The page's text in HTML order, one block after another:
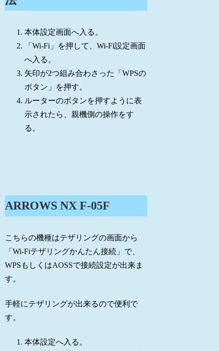
本体設定画面へ入る。
「Wi-Fi」を押して、Wi-Fi設定画面
へ入る。
矢印が2つ組み合わさった「WPSの
ボタン」を押す。
ルーターのボタンを押すように表
示されたら、親機側の操作をす
る。
ARROWS NX F-05F
こちらの機種はテザリングの画面から
「Wi-Fiテザリングかんたん接続」で、
WPSもしくはAOSSで接続設定が出来ま
す。
手軽にテザリングが出来るので便利で
す。
本体設定へ入る。